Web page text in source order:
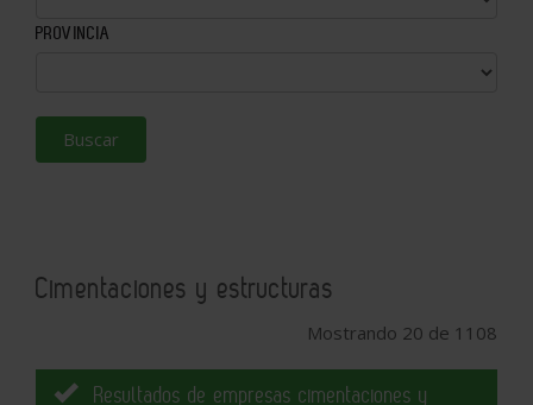
PROVINCIA
Buscar
Cimentaciones y estructuras
Mostrando 20 de 1108
Resultados de empresas cimentaciones y